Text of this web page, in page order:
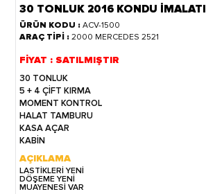
30 TONLUK 2016 KONDU İMALATI
ÜRÜN KODU :ACV-1500
ARAÇ TİPİ :2000 MERCEDES 2521
FİYAT : SATILMIŞTIR
30 TONLUK
5 + 4 ÇİFT KIRMA
MOMENT KONTROL
HALAT TAMBURU
KASA AÇAR
KABİN
AÇIKLAMA
LASTİKLERİ YENİ
DÖŞEME YENİ
MUAYENESİ VAR